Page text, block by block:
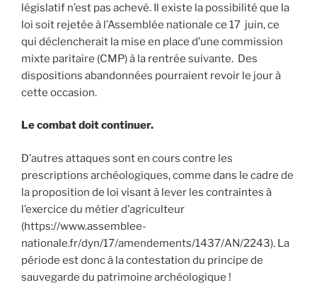
législatif n’est pas achevé. Il existe la possibilité que la
loi soit rejetée à l’Assemblée nationale ce 17 juin, ce
qui déclencherait la mise en place d’une commission
mixte paritaire (CMP) à la rentrée suivante. Des
dispositions abandonnées pourraient revoir le jour à
cette occasion.
Le combat doit continuer.
D’autres attaques sont en cours contre les
prescriptions archéologiques, comme dans le cadre de
la proposition de loi visant à lever les contraintes à
l’exercice du métier d’agriculteur
(https://www.assemblee-
nationale.fr/dyn/17/amendements/1437/AN/2243). La
période est donc à la contestation du principe de
sauvegarde du patrimoine archéologique !